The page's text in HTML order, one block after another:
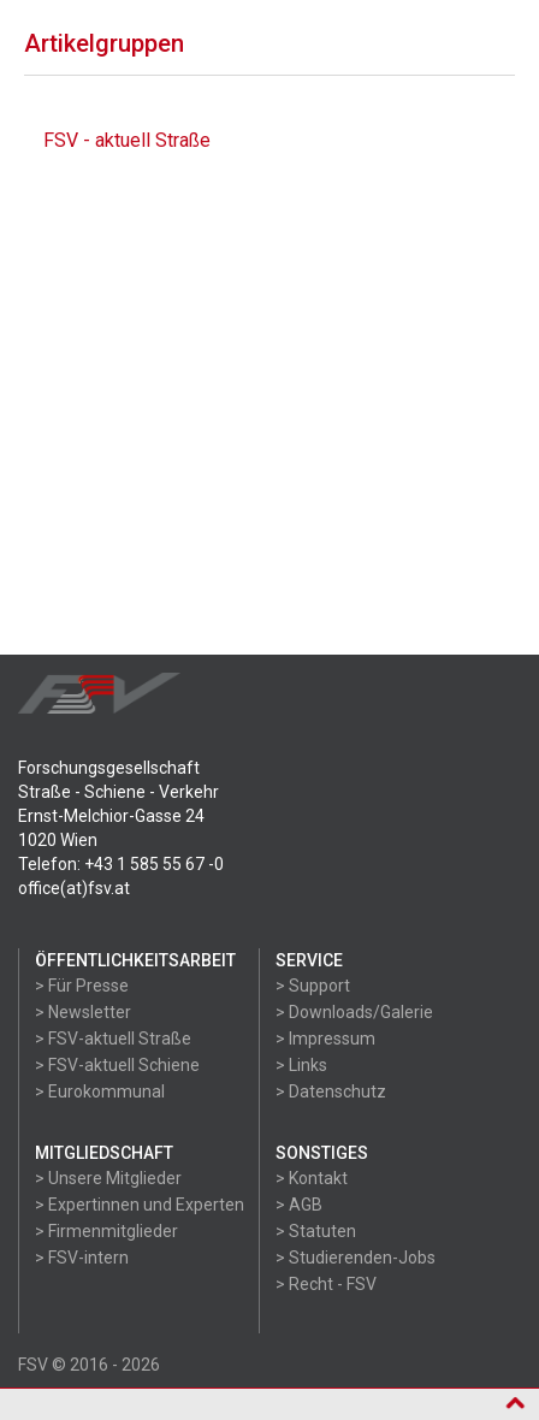
Artikelgruppen
FSV - aktuell Straße
Forschungsgesellschaft
Straße - Schiene - Verkehr
Ernst-Melchior-Gasse 24
1020 Wien
Telefon: +43 1 585 55 67 -0
office(at)fsv.at
ÖFFENTLICHKEITSARBEIT
> Für Presse
> Newsletter
> FSV-aktuell Straße
> FSV-aktuell Schiene
> Eurokommunal
SERVICE
> Support
> Downloads/Galerie
> Impressum
> Links
> Datenschutz
MITGLIEDSCHAFT
> Unsere Mitglieder
> Expertinnen und Experten
> Firmenmitglieder
> FSV-intern
SONSTIGES
> Kontakt
> AGB
> Statuten
> Studierenden-Jobs
> Recht - FSV
FSV © 2016 - 2026